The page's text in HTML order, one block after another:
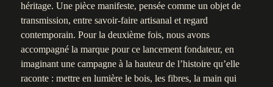
héritage. Une pièce manifeste, pensée comme un objet de
transmission, entre savoir-faire artisanal et regard
contemporain. Pour la deuxième fois, nous avons
accompagné la marque pour ce lancement fondateur, en
imaginant une campagne à la hauteur de l’histoire qu’elle
raconte : mettre en lumière le bois, les fibres, la main qui